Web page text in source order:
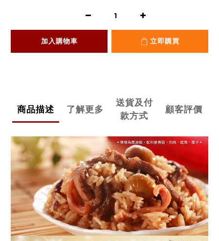
加入購物車 立即購買
商品描述 了解更多
送貨及付
款方式
顧客評價